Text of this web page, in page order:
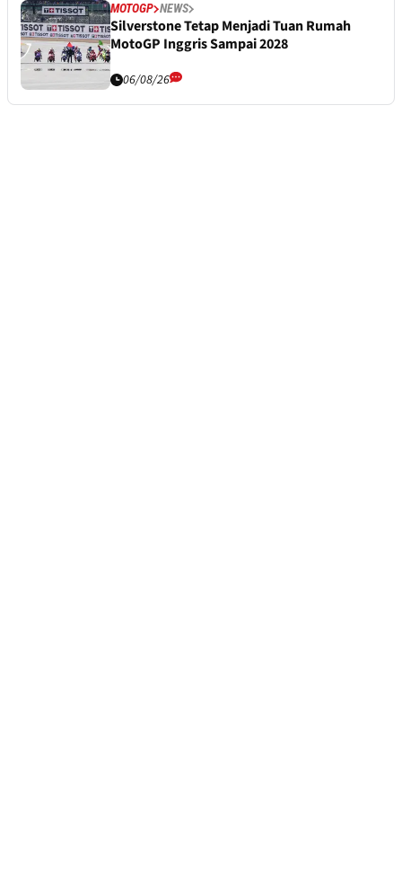
MOTOGP NEWS
Silverstone Tetap Menjadi Tuan Rumah
MotoGP Inggris Sampai 2028
06/08/26